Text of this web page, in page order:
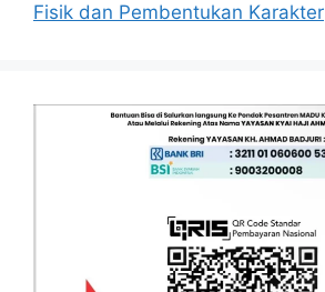
Fisik dan Pembentukan Karakter